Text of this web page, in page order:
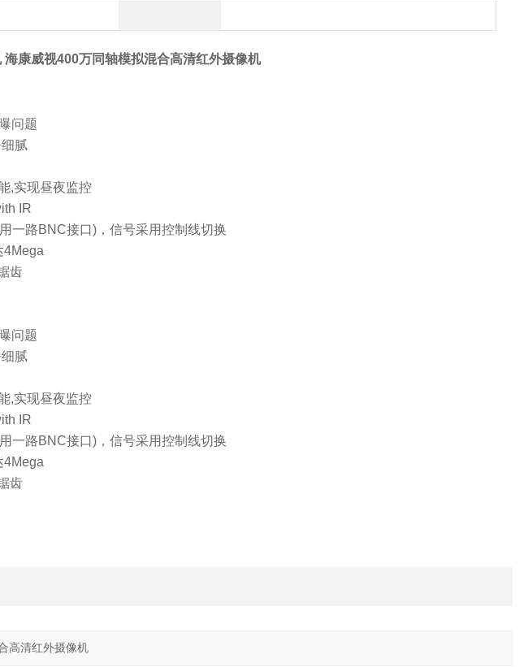
海康威视400万同轴模拟混合高清红外摄像机
问题
腻
,实现昼夜监控
IR
一路BNC接口)，信号采用控制线切换
4Mega
齿
问题
腻
,实现昼夜监控
IR
一路BNC接口)，信号采用控制线切换
4Mega
齿